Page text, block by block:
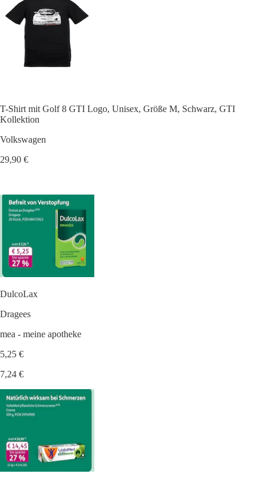
T-Shirt mit Golf 8 GTI Logo, Unisex, Größe M, Schwarz, GTI
Kollektion
Volkswagen
29,90 €
DulcoLax
Dragees
mea - meine apotheke
5,25 €
7,24 €